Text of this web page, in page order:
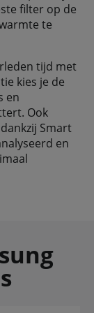
filter op de
te
tijd met
kies je de
en
Ook
Smart
en